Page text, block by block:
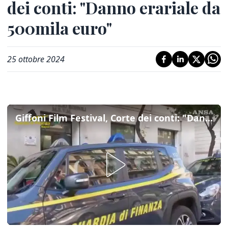
dei conti: "Danno erariale da
500mila euro"
25 ottobre 2024
Giffoni Film Festival, Corte dei conti: "Danno erariale da 500mila euro"